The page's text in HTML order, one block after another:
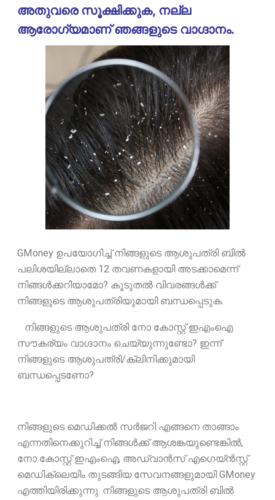
അതുവരെ സൂക്ഷിക്കുക, നല്ല
ആരോഗ്യമാണ് ഞങ്ങളുടെ വാഗ്ദാനം.
GMoney ഉപയോഗിച്ച് നിങ്ങളുടെ ആശുപത്രി ബിൽ
പലിശയില്ലാതെ 12 തവണകളായി അടക്കാമെന്ന്
നിങ്ങൾക്കറിയാമോ? കൂടുതൽ വിവരങ്ങൾക്ക്
നിങ്ങളുടെ ആശുപത്രിയുമായി ബന്ധപ്പെടുക.
നിങ്ങളുടെ ആശുപത്രി നോ കോസ്റ്റ് ഇഎംഐ
സൗകര്യം വാഗ്ദാനം ചെയ്യുന്നുണ്ടോ? ഇന്ന്
നിങ്ങളുടെ ആശുപത്രി/ക്ലിനിക്കുമായി
ബന്ധപ്പെടണോ?
നിങ്ങളുടെ മെഡിക്കൽ സർജറി എങ്ങനെ താങ്ങാം
എന്നതിനെക്കുറിച്ച് നിങ്ങൾക്ക് ആശങ്കയുണ്ടെങ്കിൽ,
നോ കോസ്റ്റ് ഇഎംഐ, അഡ്വാൻസ് എഗെയ്ൻസ്റ്റ്
മെഡിക്ലെയിം തുടങ്ങിയ സേവനങ്ങളുമായി GMoney
എത്തിയിരിക്കുന്നു. നിങ്ങളുടെ ആശുപത്രി ബിൽ